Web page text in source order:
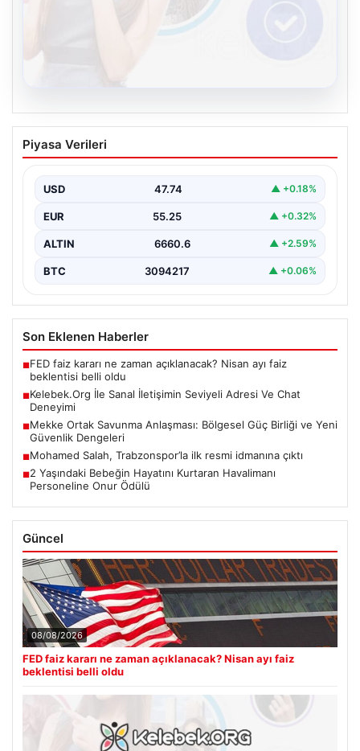
Kelebek.Org İle Sanal İletişimin Seviyeli
Adresi Ve Chat Deneyimi
iletişim kurması büyük bir önem barındırmaktadır.
Günümüzde birçok…
Piyasa Verileri
USD 47.74 ▲ +0.18%
EUR 55.25 ▲ +0.32%
ALTIN 6660.6 ▲ +2.59%
BTC 3094217 ▲ +0.06%
Son Eklenen Haberler
■FED faiz kararı ne zaman açıklanacak? Nisan ayı faiz
beklentisi belli oldu
■Kelebek.Org İle Sanal İletişimin Seviyeli Adresi Ve Chat
Deneyimi
■Mekke Ortak Savunma Anlaşması: Bölgesel Güç Birliği ve Yeni
Güvenlik Dengeleri
■Mohamed Salah, Trabzonspor’la ilk resmi idmanına çıktı
■2 Yaşındaki Bebeğin Hayatını Kurtaran Havalimanı
Personeline Onur Ödülü
Güncel
08/08/2026
FED faiz kararı ne zaman açıklanacak? Nisan ayı faiz
beklentisi belli oldu